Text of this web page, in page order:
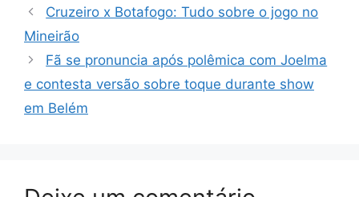
Cruzeiro x Botafogo: Tudo sobre o jogo no
Mineirão
Fã se pronuncia após polêmica com Joelma
e contesta versão sobre toque durante show
em Belém